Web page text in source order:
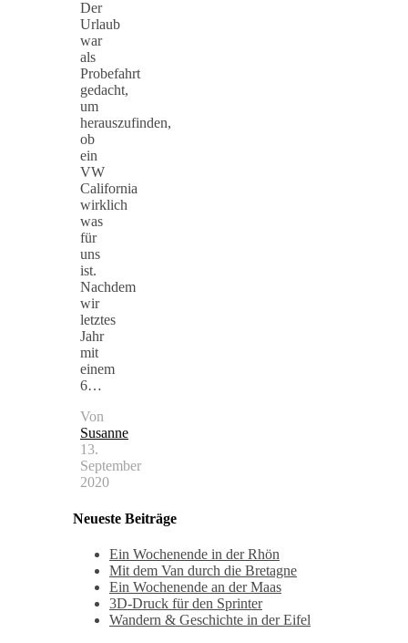
Der
Urlaub
war
als
Probefahrt
gedacht,
um
herauszufinden,
ob
ein
VW
California
wirklich
was
für
uns
ist.
Nachdem
wir
letztes
Jahr
mit
einem
6…
Von
Susanne
13.
September
2020
Neueste Beiträge
Ein Wochenende in der Rhön
Mit dem Van durch die Bretagne
Ein Wochenende an der Maas
3D-Druck für den Sprinter
Wandern & Geschichte in der Eifel